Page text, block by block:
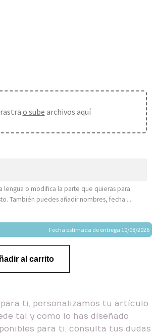
o sube archivos aquí
lengua o modifica la parte que quieras para
También puedes añadir nombres, fecha ...
Fecha estimada de entrega 10/08/2026
al carrito
ti, personalizamos tu artículo
tal y como lo has diseñado
para ti, consulta tus dudas